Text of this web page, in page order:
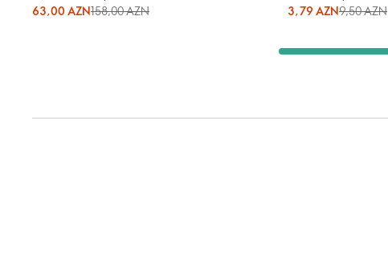
63,00 AZN158,00 AZN
3,79 AZN9,50 AZN